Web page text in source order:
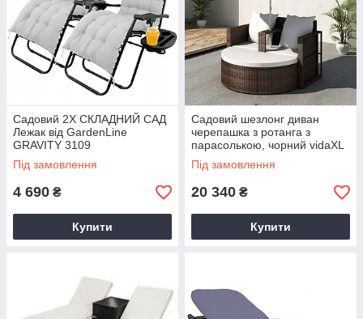
Садовий 2X СКЛАДНИЙ САД
Лежак від GardenLine
GRAVITY 3109
Під замовлення
4 690 ₴
Купити
Садовий шезлонг диван
черепашка з ротанга з
парасолькою, чорний vidaXL
3110
Під замовлення
20 340 ₴
Купити